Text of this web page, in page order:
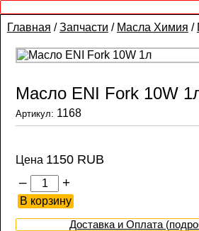
Главная /Запчасти / Масла Химия /
Масло ENI Fork 10W
Артикул: 1168
Цена 1150 RUB
– +
Доставка и Оплата